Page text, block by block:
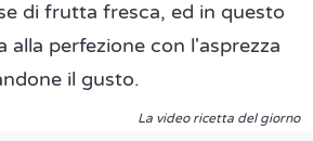
di frutta fresca, ed in questo
alla perfezione con l'asprezza
il gusto.
La video ricetta del giorno